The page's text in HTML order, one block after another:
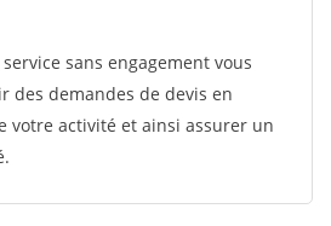
sans engagement vous
des demandes de devis en
votre activité et ainsi assurer un